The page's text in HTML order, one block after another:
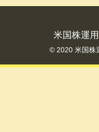
米国株運
© 2020 米国株